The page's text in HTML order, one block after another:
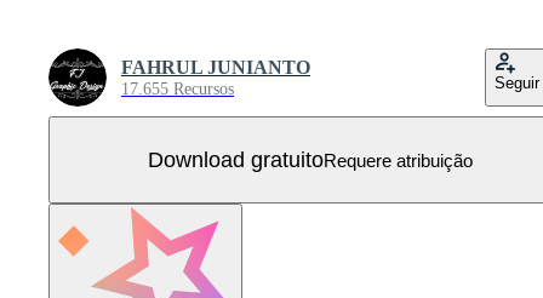
FAHRUL JUNIANTO
17.655 Recursos Seguir
Download gratuitoRequere atribuição